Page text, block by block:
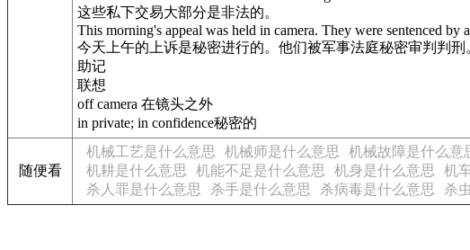
这些私下交易大部分是非法的。
This morning's appeal was held in camera. They were sentenced by
今天上午的上诉是秘密进行的。他们被军事法庭秘密审判判刑
助记
联想
off camera 在镜头之外
in private; in confidence秘密的
随便看
机械工艺是什么意思 机械师是什么意思 机械故障是什么意
机耕是什么意思
机能不足是什么意思 机身是什么意思 机
杀人罪是什么意思
杀手是什么意思 杀病毒是什么意思 杀